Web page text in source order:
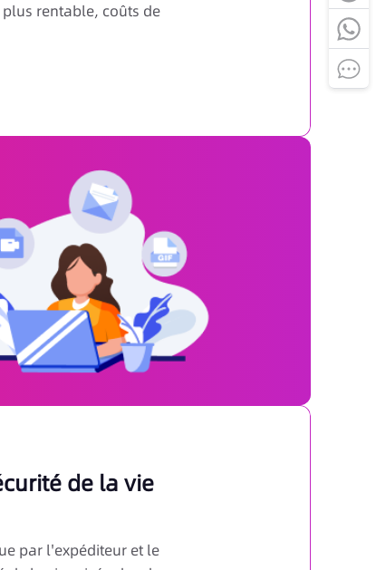
rentable, coûts de
de la vie
par l'expéditeur et le